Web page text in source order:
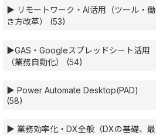
▶ リモートワーク・AI活用（ツール・働
き方改革） (53)
▶GAS・Googleスプレッドシート活用
（業務自動化） (54)
▶ Power Automate Desktop(PAD)
(58)
▶ 業務効率化・DX全般（DXの基礎、最